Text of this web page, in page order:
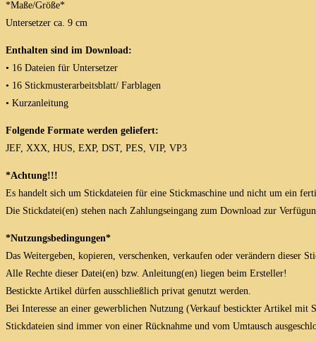
*Maße/Größe*
Untersetzer ca. 9 cm
Enthalten sind im Download:
• 16 Dateien für Untersetzer
• 16 Stickmusterarbeitsblatt/ Farblagen
• Kurzanleitung
Folgende Formate werden geliefert:
JEF, XXX, HUS, EXP, DST, PES, VIP, VP3
*Achtung!!!
Es handelt sich um Stickdateien für eine Stickmaschine und nicht um ein
Die Stickdatei(en) stehen nach Zahlungseingang zum Download zur
*Nutzungsbedingungen*
Das Weitergeben, kopieren, verschenken, verkaufen oder verändern dieser
Alle Rechte dieser Datei(en) bzw. Anleitung(en) liegen beim Ersteller!
Bestickte Artikel dürfen ausschließlich privat genutzt werden.
Bei Interesse an einer gewerblichen Nutzung (Verkauf bestickter Artikel
Stickdateien sind immer von einer Rücknahme und vom Umtausch